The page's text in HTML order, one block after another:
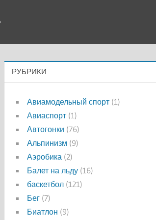
РУБРИКИ
Авиамодельный спорт (1)
Авиаспорт (1)
Автогонки (76)
Альпинизм (9)
Аэробика (2)
Балет на льду (16)
баскетбол (121)
Бег (7)
Биатлон (9)